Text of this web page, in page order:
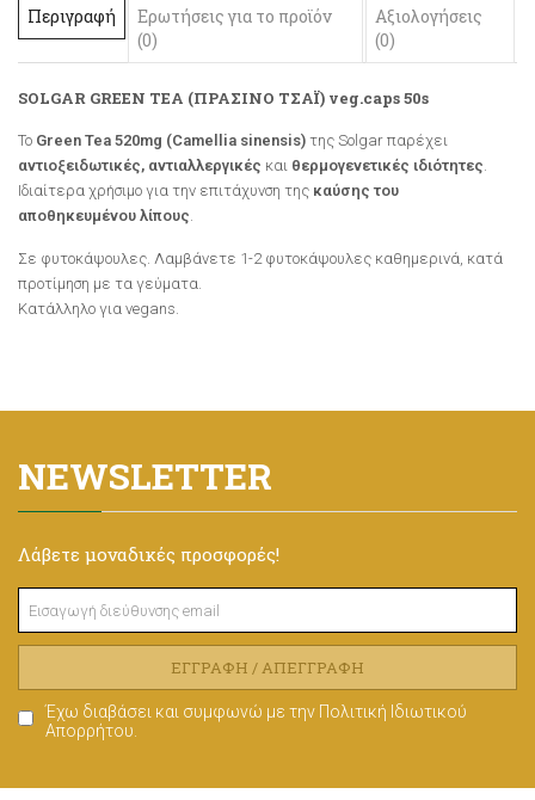
Περιγραφή
Ερωτήσεις για το προϊόν
(0)
Αξιολογήσεις
(0)
SOLGAR GREEN TEA (ΠΡΑΣΙΝΟ ΤΣΑΪ) veg.caps 50s
Το Green Tea 520mg (Camellia sinensis) της Solgar παρέχει
αντιοξειδωτικές, αντιαλλεργικές και θερμογενετικές ιδιότητες.
Ιδιαίτερα χρήσιμο για την επιτάχυνση της καύσης του
αποθηκευμένου λίπους.
Σε φυτοκάψουλες. Λαμβάνετε 1-2 φυτοκάψουλες καθημερινά, κατά
προτίμηση με τα γεύματα.
Κατάλληλο για vegans.
NEWSLETTER
Λάβετε μοναδικές προσφορές!
ΕΓΓΡΑΦΉ / ΑΠΕΓΓΡΑΦΉ
Έχω διαβάσει και συμφωνώ με την Πολιτική Ιδιωτικού
Απορρήτου.